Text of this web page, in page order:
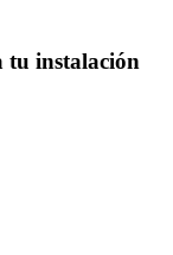
tu instalación